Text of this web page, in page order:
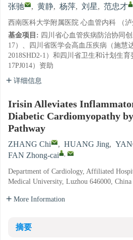
张驰 , 黄静, 杨萍, 刘星, 范忠才
西南医科大学附属医院 心血管内科 （泸
基金项目: 四川省心血管疾病防治协同
17）、四川省医学会高血压疾病（施慧
2018SHD2-1）和四川省卫生和计划生
17PJ014）资助
详细信息
Irisin Alleviates
Diabetic Cardiomyopathy
Pathway
ZHANG Chi , HUANG Jing,
FAN Zhong-cai
,
Department of Cardiology, Affiliated
Medical University, Luzhou 646000, China
More Information
摘要